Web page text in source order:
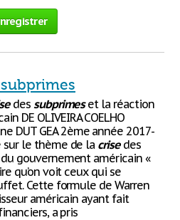
des subprimeset la réaction
DE OLIVEIRA COELHO
DUT GEA 2ème année 2017-
sur le thème de la crisedes
gouvernement américain «
qu’on voit ceux qui se
Cette formule de Warren
américain ayant fait
a pris